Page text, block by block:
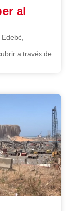
al
Edebé
a través de